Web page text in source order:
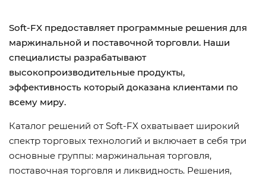
Soft-FX предоставляет программные решения для
маржинальной и поставочной торговли. Наши
специалисты разрабатывают
высокопроизводительные продукты,
эффективность который доказана клиентами по
всему миру.
Каталог решений от Soft-FX охватывает широкий
спектр торговых технологий и включает в себя три
основные группы: маржинальная торговля,
поставочная торговля и ликвидность. Решения,